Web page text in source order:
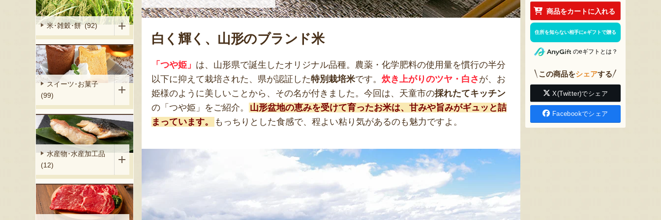
白く輝く、山形のブランド米
「つや姫」 は、山形県で誕生したオリジナル品種。農薬・化学肥料の使用量を慣行の半分
以下に抑えて栽培された、県が認証した特別栽培米です。 炊き上がりのツヤ・白さ が、お
姫様のように美しいことから、その名が付きました。今回は、天童市の採れたてキッチン
の「つや姫」をご紹介。
山形盆地の恵みを受けて育ったお米は、甘みや旨みがギュッと詰
まっています。
もっちりとした食感で、程よい粘り気があるのも魅力ですよ。
商品をカートに入れる
住所を知らない相手にeギフトで贈る
のeギフトとは？
この商品をシェアする
X(Twitter)でシェア
Facebookでシェア
米･雑穀･餅 (92)
スイーツ･お菓子
(99)
水産物･水産加工品
(12)